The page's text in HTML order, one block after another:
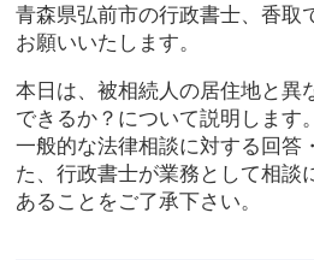
青森県弘前市の行政書士、香取
お願いいたします。
本日は、被相続人の居住地と異
できるか？について説明します。
一般的な法律相談に対する回答
た、行政書士が業務として相談
あることをご了承下さい。